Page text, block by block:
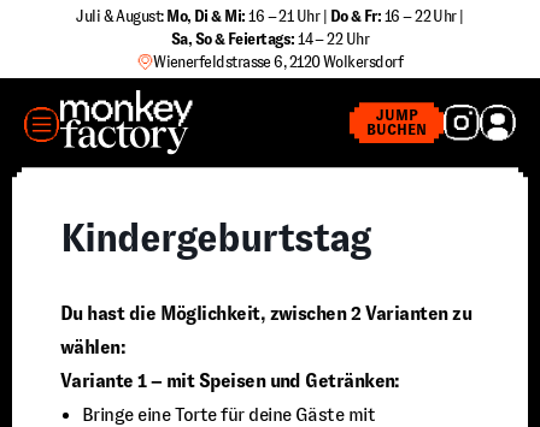
springen
Juli & August: Mo, Di & Mi: 16 – 21 Uhr | Do & Fr: 16 – 22 Uhr |
Sa, So & Feiertags: 14 – 22 Uhr
Wienerfeldstrasse 6, 2120 Wolkersdorf
JUMP
BUCHEN
MENÜ
Kindergeburtstag
Du hast die Möglichkeit, zwischen 2 Varianten zu
wählen:
Variante 1 – mit Speisen und Getränken:
Bringe eine Torte für deine Gäste mit